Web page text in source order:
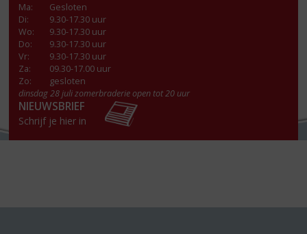
Ma:
Gesloten
Di:
9.30-17.30 uur
Wo:
9.30-17.30 uur
Do:
9.30-17.30 uur
Vr:
9.30-17.30 uur
Za:
09.30-17.00 uur
Zo:
gesloten
dinsdag 28 juli zomerbraderie open tot 20 uur
NIEUWSBRIEF
Schrijf je hier in